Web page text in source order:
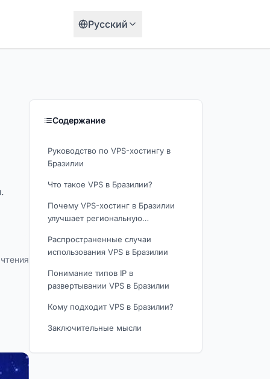
Русский
Содержание
Руководство по VPS-хостингу в
Бразилии
Что такое VPS в Бразилии?
Почему VPS-хостинг в Бразилии
улучшает региональную
Распространенные случаи
использования VPS в Бразилии
Понимание типов IP в
развертывании VPS в Бразилии
Кому подходит VPS в Бразилии?
Заключительные мысли